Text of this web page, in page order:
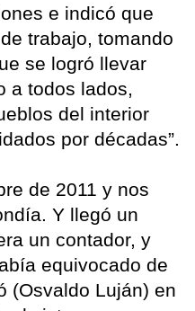
e indicó que
trabajo, tomando
se logró llevar
a todos lados,
del interior
por décadas”.
de 2011 y nos
Y llegó un
un contador, y
equivocado de
(Osvaldo Luján) en